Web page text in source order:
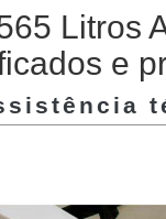
Litros
e